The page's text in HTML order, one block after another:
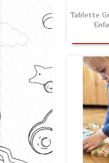
Tablette